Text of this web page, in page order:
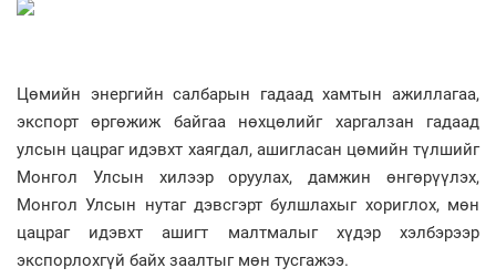
Цөмийн энергийн салбарын гадаад хамтын ажиллагаа,
экспорт өргөжиж байгаа нөхцөлийг харгалзан гадаад
улсын цацраг идэвхт хаягдал, ашигласан цөмийн түлшийг
Монгол Улсын хилээр оруулах, дамжин өнгөрүүлэх,
Монгол Улсын нутаг дэвсгэрт булшлахыг хориглох, мөн
цацраг идэвхт ашигт малтмалыг хүдэр хэлбэрээр
экспорлохгүй байх заалтыг мөн тусгажээ.